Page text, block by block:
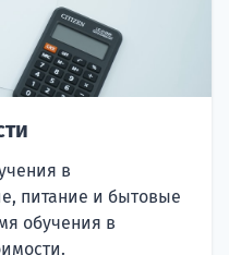
в
питание и бытовые
обучения в